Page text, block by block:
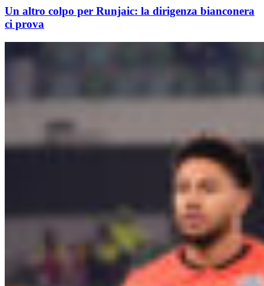
Un altro colpo per Runjaic: la dirigenza bianconera
ci prova